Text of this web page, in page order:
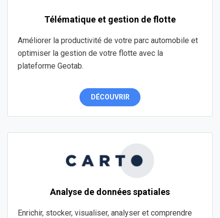
Télématique et gestion de flotte
Améliorer la productivité de votre parc automobile et
optimiser la gestion de votre flotte avec la
plateforme Geotab.
DÉCOUVRIR
Analyse de données spatiales
Enrichir, stocker, visualiser, analyser et comprendre